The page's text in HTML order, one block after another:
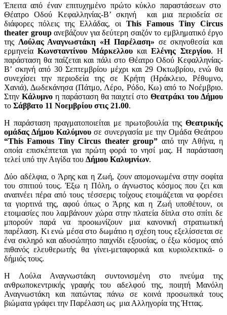
Έπειτα από έναν επιτυχημένο πρώτο κύκλο παραστάσεων στο
Θέατρο Οδού Κεφαλληνίας-Β’ σκηνή και μια περιοδεία σε
διάφορες πόλεις της Ελλάδας, oι This Famous Tiny Circus
theater groupανεβάζουν για δεύτερη σαιζόν το εμβληματικό έργο
της Λούλας Αναγνωστάκη «Η Παρέλαση» σε σκηνοθεσία και
ερμηνείαΚωνσταντίνου ΜάρκελλουκαιΕλένης Στεργίου. Η
παράσταση θα παίζεται και πάλι στο Θέατρο Οδού Κεφαλληνίας-
Β’ σκηνή από 30 Σεπτεμβρίου μέχρι και 29 Οκτωβρίου, ενώ θα
συνεχίσει την περιοδεία της σε Κρήτη (Ηράκλειο, Ρέθυμνο,
Χανιά), Δωδεκάνησα (Πάτμο, Λέρο, Ρόδο, Κω) από το Νοέμβριο.
Στην Κάλυμνο η παράσταση θα παιχτεί στο Θεατράκι του Δήμου
το Σάββατο 11 Νοεμβρίου στις 21.00.
Η παράσταση πραγματοποιείται με πρωτοβουλία της Θεατρικής
ομάδας Δήμου Καλύμνου σε συνεργασία με την Ομάδα Θεάτρου
“This Famous Tiny Circus theater group” από την Αθήνα, η
οποία επισκέπτεται για πρώτη φορά το νησί μας. Η παράσταση
τελεί υπό την Αιγίδα του Δήμου Καλυμνίων.
Δύο αδέλφια, ο Άρης και η Ζωή, ζουν απομονωμένα στην σοφίτα
του σπιτιού τους. Έξω η Πόλη, ο άγνωστος κόσμος που ζει και
αναπνέει πέρα από τους τέσσερις τοίχους ετοιμάζεται να φορέσει
τα γιορτινά της, αφού όπως ο Άρης και η Ζωή υποθέτουν, οι
ετοιμασίες που λαμβάνουν χώρα στην πλατεία δίπλα στο σπίτι δε
μπορούν παρά να προοιωνίζουν μια κανονική στρατιωτική
παρέλαση. Κι ενώ μέσα στο δωμάτιο η σχέση τους εξελίσσεται σε
ένα σκληρό και αδυσώπητο παιχνίδι εξουσίας, ο έξω κόσμος από
πιθανός ελευθερωτής θα γίνει-μεταφορικά και κυριολεκτικά- ο
δήμιός τους.
Η Λούλα Αναγνωστάκη συντονισμένη στο πνεύμα της
ανθρωποκεντρικής γραφής του αδελφού της, ποιητή Μανόλη
Αναγνωστάκη και πατώντας πάνω σε κοινά προσωπικά τους
βιώματα γράφει την Παρέλαση ως μια Αλληγορία της Ήττας.